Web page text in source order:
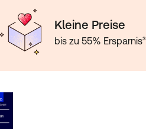
Kleine Preise
bis zu 55% Ersparnis³